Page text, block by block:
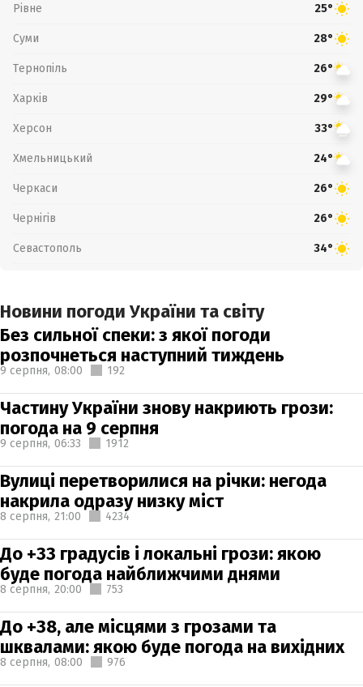
Рівне 25°
Суми 28°
Тернопіль 26°
Харків 29°
Херсон 33°
Хмельницький 24°
Черкаси 26°
Чернігів 26°
Севастополь 34°
Новини погоди України та світу
Без сильної спеки: з якої погоди
розпочнеться наступний тиждень
9 серпня, 08:00 192
Частину України знову накриють грози:
погода на 9 серпня
9 серпня, 06:33 1912
Вулиці перетворилися на річки: негода
накрила одразу низку міст
8 серпня, 21:00 4234
До +33 градусів і локальні грози: якою
буде погода найближчими днями
8 серпня, 20:00 753
До +38, але місцями з грозами та
шквалами: якою буде погода на вихідних
8 серпня, 08:00 976